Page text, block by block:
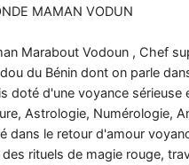
MAMAN VODUN
Marabout Vodoun , Chef
du Bénin dont on parle
doté d'une voyance sérieuse
Astrologie, Numérologie,
dans le retour d'amour
rituels de magie rouge,